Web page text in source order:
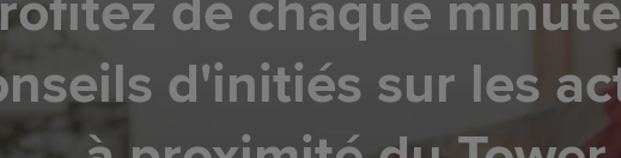
d'initiés sur les